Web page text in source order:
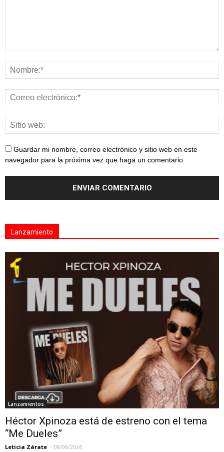
Guardar mi nombre, correo electrónico y sitio web en este
navegador para la próxima vez que haga un comentario.
Lanzamiento
Lanzamientos
Héctor Xpinoza está de estreno con el tema
“Me Dueles”
Leticia Zárate - 08/06/2026